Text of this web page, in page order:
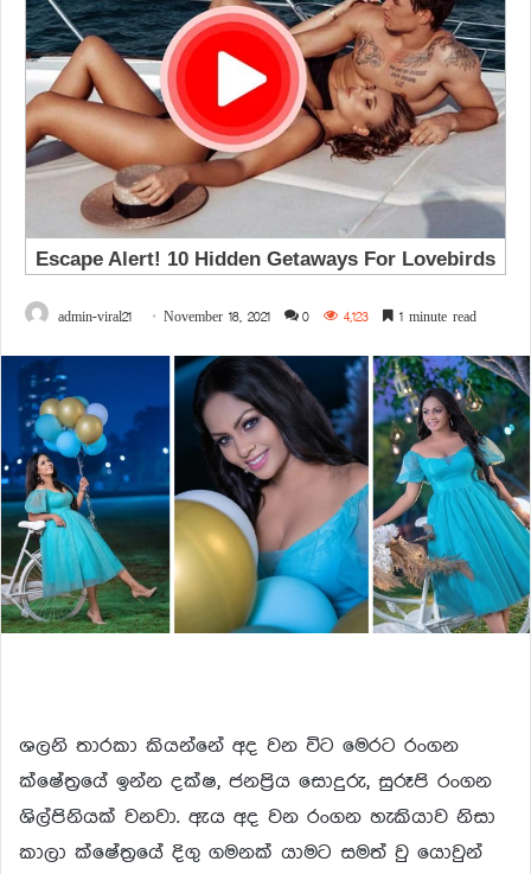
admin-viral21 November 18, 2021 0 4,123 1 minute read
ශලනි තාරකා කියන්නේ අද වන විට මෙරට රංගන
ක්ෂේත්‍රයේ ඉන්න දක්ෂ, ජනප්‍රිය සොදුරු, සුරූපි රංගන
ශිල්පිනියක් වනවා. ඇය අද වන රංගන හැකියාව නිසා
කාලා ක්ෂේත්‍රයේ දිගු ගමනක් යාමට සමත් වු යොවුන්